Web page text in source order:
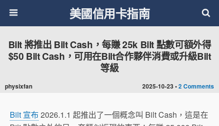
美國信用卡指南
2025-10-23 •2 Comments
Bilt 將推出 Bilt Cash，每賺 25k Bilt 點數可額外得
$50 Bilt Cash，可用在Bilt合作夥伴消費或升級Bilt
等級
physixfan
Bilt 宣布 2026.1.1 起推出了一個概念叫 Bilt Cash，這是在